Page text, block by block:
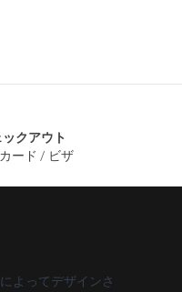
クアウト
ード / ビザ
よってデザインさ